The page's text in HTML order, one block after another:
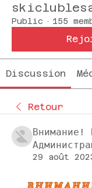
Public · 155
Discussion
Retour
Внимание!
29 août